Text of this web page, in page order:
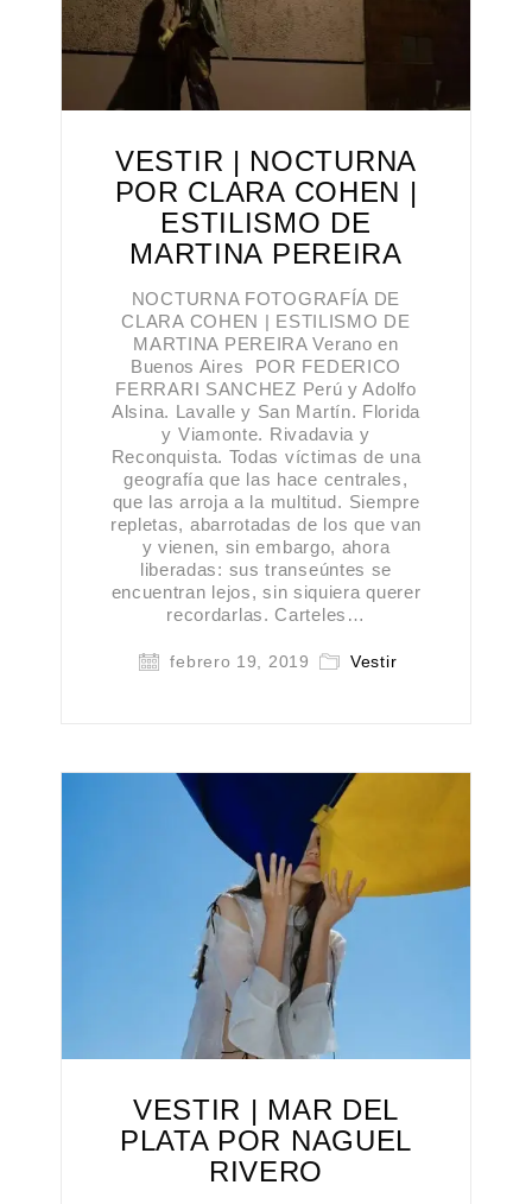
VESTIR | NOCTURNA
POR CLARA COHEN |
ESTILISMO DE
MARTINA PEREIRA
NOCTURNA FOTOGRAFÍA DE
CLARA COHEN | ESTILISMO DE
MARTINA PEREIRA Verano en
Buenos Aires POR FEDERICO
FERRARI SANCHEZ Perú y Adolfo
Alsina. Lavalle y San Martín. Florida
y Viamonte. Rivadavia y
Reconquista. Todas víctimas de una
geografía que las hace centrales,
que las arroja a la multitud. Siempre
repletas, abarrotadas de los que van
y vienen, sin embargo, ahora
liberadas: sus transeúntes se
encuentran lejos, sin siquiera querer
recordarlas. Carteles…
febrero 19, 2019 Vestir
VESTIR | MAR DEL
PLATA POR NAGUEL
RIVERO